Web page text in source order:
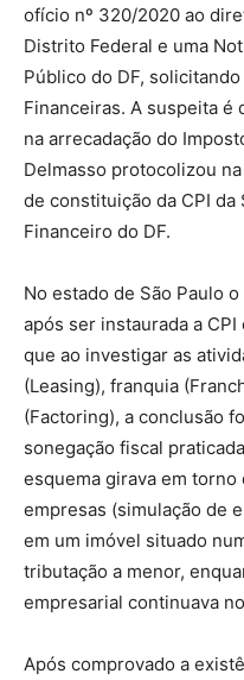
ofício nº 320/2020 ao
Distrito Federal e uma
Público do DF,
Financeiras. A suspeita
na arrecadação do
Delmasso protocolizou
de constituição da CPI da
Financeiro do DF.
No estado de São Paulo
após ser instaurada a
que ao investigar as
(Leasing), franquia
(Factoring), a conclusão
sonegação fiscal
esquema girava em torno
empresas (simulação de
em um imóvel situado
tributação a menor,
empresarial continuava
Após comprovado a